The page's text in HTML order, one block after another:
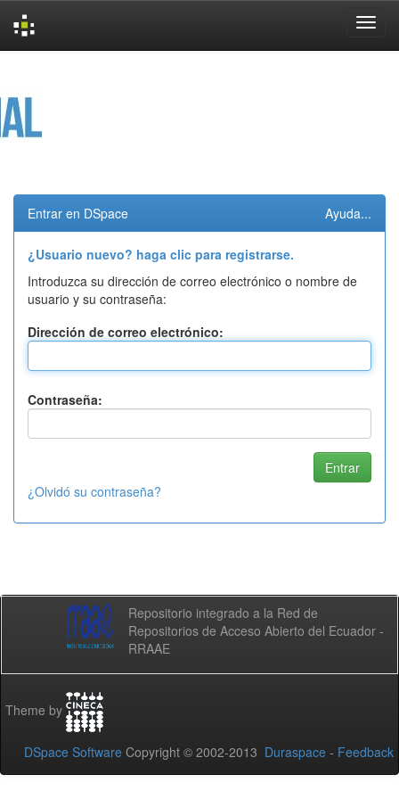
Entrar en DSpace Ayuda...
¿Usuario nuevo? haga clic para registrarse.
Introduzca su dirección de correo electrónico o nombre de
usuario y su contraseña:
Dirección de correo electrónico:
Contraseña:
¿Olvidó su contraseña?
Repositorio integrado a la Red de
Repositorios de Acceso Abierto del Ecuador -
RRAAE
Theme by
DSpace Software Copyright © 2002-2013 Duraspace - Feedback